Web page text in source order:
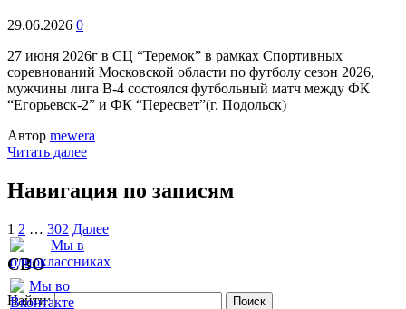
29.06.2026 0
27 июня 2026г в СЦ “Теремок” в рамках Спортивных
соревнований Московской области по футболу сезон 2026,
мужчины лига В-4 состоялся футбольный матч между ФК
“Егорьевск-2” и ФК “Пересвет”(г. Подольск)
Автор mewera
Читать далее
Навигация по записям
1 2 … 302 Далее
СВО
Найти: